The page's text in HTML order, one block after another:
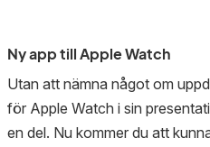
Ny app till Apple Watch
Utan att nämna något om
för Apple Watch i sin
en del. Nu kommer du att